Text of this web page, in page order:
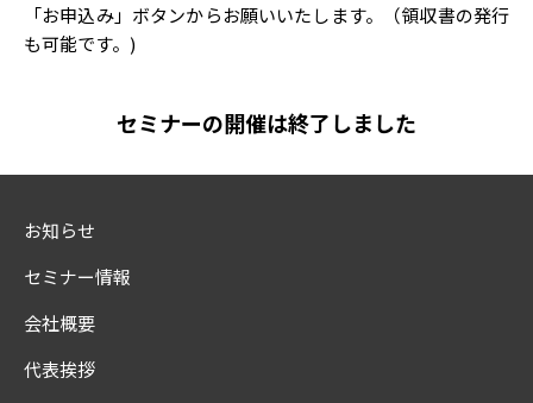
「お申込み」ボタンからお願いいたします。（領収書の発行
も可能です。)
セミナーの開催は終了しました
お知らせ
セミナー情報
会社概要
代表挨拶